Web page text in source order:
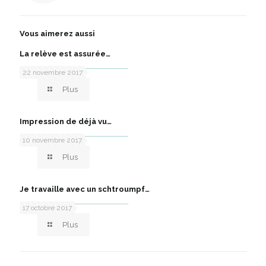
Vous aimerez aussi
22 novembre 2017
La relève est assurée…
Plus
10 novembre 2017
Impression de déjà vu…
Plus
17 octobre 2017
Je travaille avec un schtroumpf…
Plus